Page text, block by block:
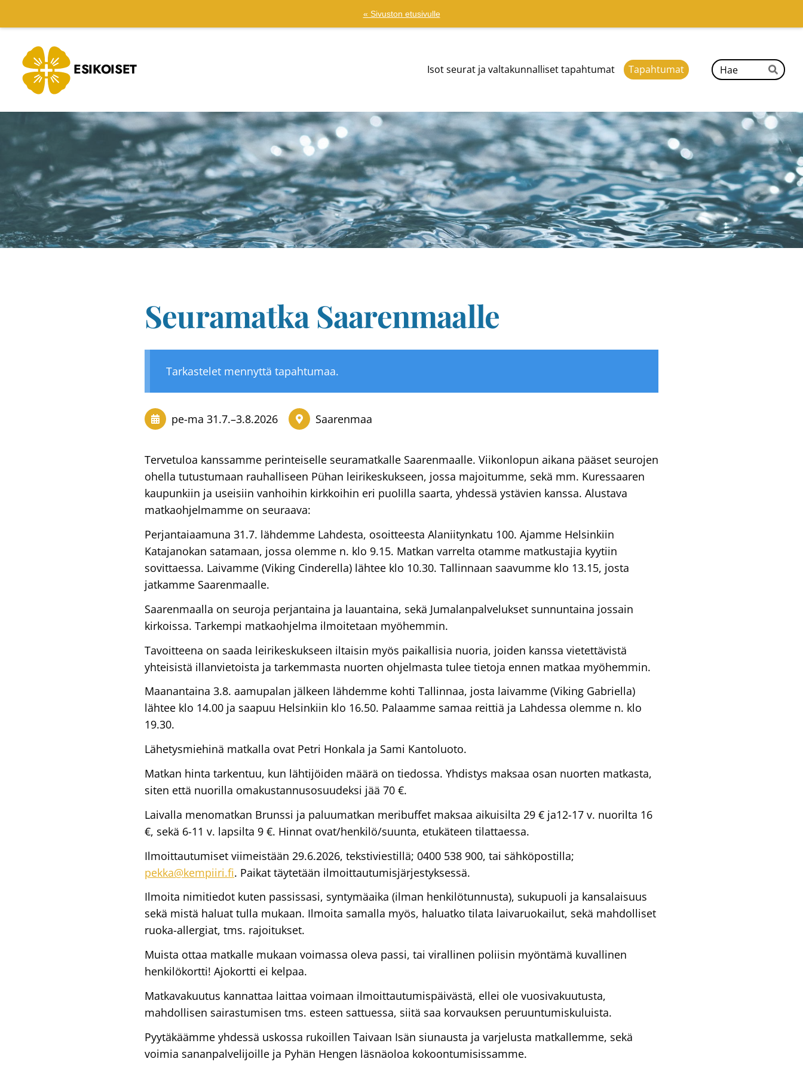
sivun
sisältöön
« Sivuston etusivulle
ESIKOISET Isot seurat ja valtakunnalliset tapahtumat Tapahtumat
Hae
Seuramatka Saarenmaalle
Tarkastelet mennyttä tapahtumaa.
pe-ma 31.7.–3.8.2026 Saarenmaa
Tervetuloa kanssamme perinteiselle seuramatkalle Saarenmaalle. Viikonlopun aikana pääset seurojen
ohella tutustumaan rauhalliseen Pühan leirikeskukseen, jossa majoitumme, sekä mm. Kuressaaren
kaupunkiin ja useisiin vanhoihin kirkkoihin eri puolilla saarta, yhdessä ystävien kanssa. Alustava
matkaohjelmamme on seuraava:
Perjantaiaamuna 31.7. lähdemme Lahdesta, osoitteesta Alaniitynkatu 100. Ajamme Helsinkiin
Katajanokan satamaan, jossa olemme n. klo 9.15. Matkan varrelta otamme matkustajia kyytiin
sovittaessa. Laivamme (Viking Cinderella) lähtee klo 10.30. Tallinnaan saavumme klo 13.15, josta
jatkamme Saarenmaalle.
Saarenmaalla on seuroja perjantaina ja lauantaina, sekä Jumalanpalvelukset sunnuntaina jossain
kirkoissa. Tarkempi matkaohjelma ilmoitetaan myöhemmin.
Tavoitteena on saada leirikeskukseen iltaisin myös paikallisia nuoria, joiden kanssa vietettävistä
yhteisistä illanvietoista ja tarkemmasta nuorten ohjelmasta tulee tietoja ennen matkaa myöhemmin.
Maanantaina 3.8. aamupalan jälkeen lähdemme kohti Tallinnaa, josta laivamme (Viking Gabriella)
lähtee klo 14.00 ja saapuu Helsinkiin klo 16.50. Palaamme samaa reittiä ja Lahdessa olemme n. klo
19.30.
Lähetysmiehinä matkalla ovat Petri Honkala ja Sami Kantoluoto.
Matkan hinta tarkentuu, kun lähtijöiden määrä on tiedossa. Yhdistys maksaa osan nuorten matkasta,
siten että nuorilla omakustannusosuudeksi jää 70 €.
Laivalla menomatkan Brunssi ja paluumatkan meribuffet maksaa aikuisilta 29 € ja12-17 v. nuorilta 16
€, sekä 6-11 v. lapsilta 9 €. Hinnat ovat/henkilö/suunta, etukäteen tilattaessa.
Ilmoittautumiset viimeistään 29.6.2026, tekstiviestillä; 0400 538 900, tai sähköpostilla;
pekka@kempiiri.fi. Paikat täytetään ilmoittautumisjärjestyksessä.
Ilmoita nimitiedot kuten passissasi, syntymäaika (ilman henkilötunnusta), sukupuoli ja kansalaisuus
sekä mistä haluat tulla mukaan. Ilmoita samalla myös, haluatko tilata laivaruokailut, sekä mahdolliset
ruoka-allergiat, tms. rajoitukset.
Muista ottaa matkalle mukaan voimassa oleva passi, tai virallinen poliisin myöntämä kuvallinen
henkilökortti! Ajokortti ei kelpaa.
Matkavakuutus kannattaa laittaa voimaan ilmoittautumispäivästä, ellei ole vuosivakuutusta,
mahdollisen sairastumisen tms. esteen sattuessa, siitä saa korvauksen peruuntumiskuluista.
Pyytäkäämme yhdessä uskossa rukoillen Taivaan Isän siunausta ja varjelusta matkallemme, sekä
voimia sananpalvelijoille ja Pyhän Hengen läsnäoloa kokoontumisissamme.